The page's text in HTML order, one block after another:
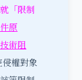
「限制
件原
術阻
侵權對象